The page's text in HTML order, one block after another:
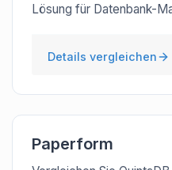
Lösung für Datenbank-
Details vergleichen
Paperform